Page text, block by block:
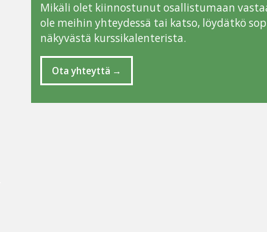
Mikäli olet kiinnostunut osallistumaan
ole meihin yhteydessä tai katso, löydätkö
näkyvästä kurssikalenterista.
Ota yhteyttä